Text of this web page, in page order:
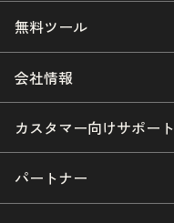
無料ツール
会社情報
カスタマー向けサポート
パートナー